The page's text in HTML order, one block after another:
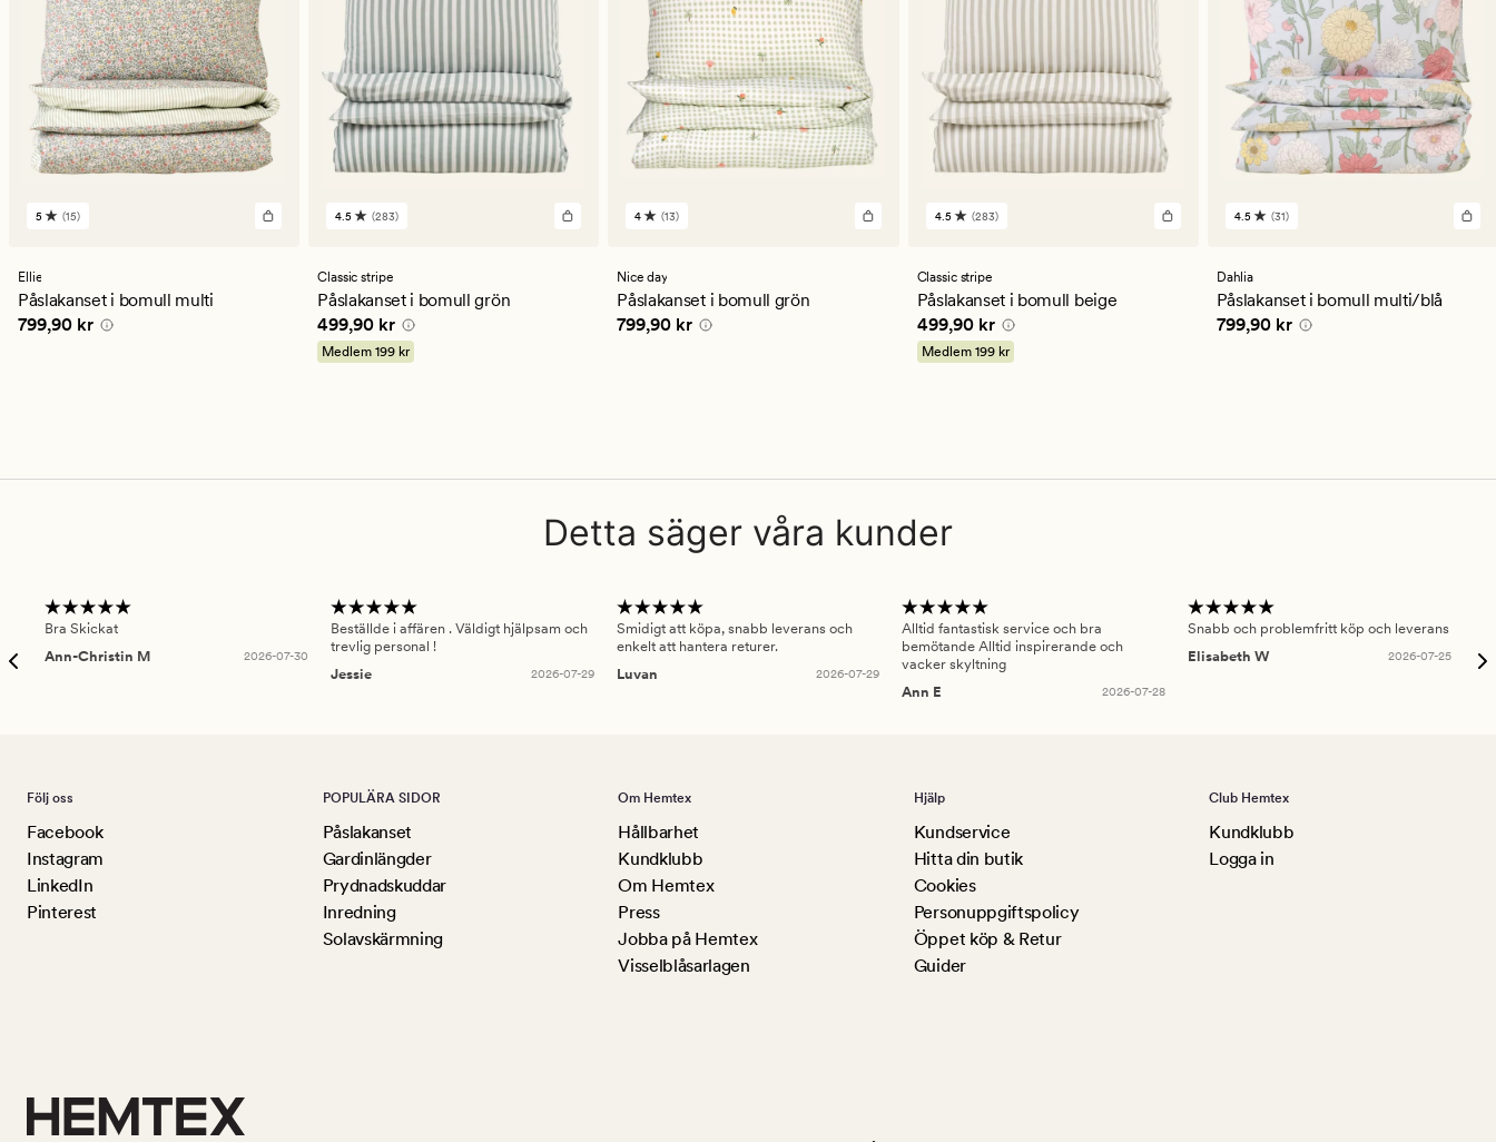
15
ett
genomsnittligt
betyg
på
5 (15)
Ellie
Påslakanset i bomull multi
Pris 799,90 kr
799,90 kr
283
ett
genomsnittligt
betyg
på
4.5
4.5 (283)
Classic stripe
Påslakanset i bomull grön
Pris 499,90 kr
499,90 kr
Medlem199 kr
13
ett
genomsnittligt
betyg
på
4 (13)
Nice day
Påslakanset i bomull grön
Pris 799,90 kr
799,90 kr
283
ett
genomsnittligt
betyg
på
4.5
4.5 (283)
Classic stripe
Påslakanset i bomull beige
Pris 499,90 kr
499,90 kr
Medlem 199 kr
31
ett
genomsnittligt
betyg
på
4.5 (31)
Dahlia
Påslakanset i bomull multi/blå
Pris 799,90 kr
799,90 kr
Detta säger våra kunder
Bra Skickat
Ann-Christin M
2026-07-30
Beställde i affären . Väldigt hjälpsam och
trevlig personal !
Jessie
2026-07-29
Smidigt att köpa, snabb leverans och
enkelt att hantera returer.
Luvan
2026-07-29
Alltid fantastisk service och bra
bemötande Alltid inspirerande och
vacker skyltning
Ann E
2026-07-28
Snabb och problemfritt köp och leverans
Elisabeth W
2026-07-25
Följ oss
Facebook
Instagram
LinkedIn
Pinterest
POPULÄRA SIDOR
Påslakanset
Gardinlängder
Prydnadskuddar
Inredning
Solavskärmning
Om Hemtex
Hållbarhet
Kundklubb
Om Hemtex
Press
Jobba på Hemtex
Visselblåsarlagen
Hjälp
Kundservice
Hitta din butik
Cookies
Personuppgiftspolicy
Öppet köp & Retur
Guider
Club Hemtex
Kundklubb
Logga in